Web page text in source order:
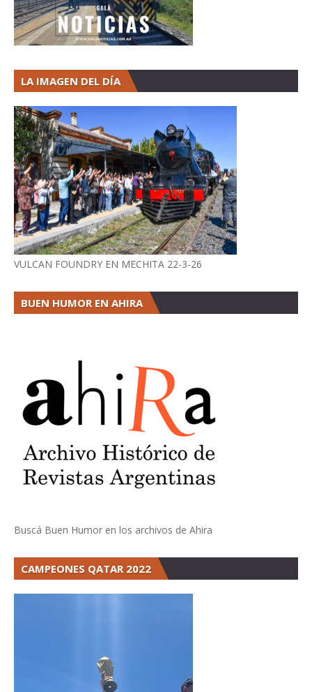
LA IMAGEN DEL DÍA
VULCAN FOUNDRY EN MECHITA 22-3-26
BUEN HUMOR EN AHIRA
Buscá Buen Humor en los archivos de Ahira
CAMPEONES QATAR 2022